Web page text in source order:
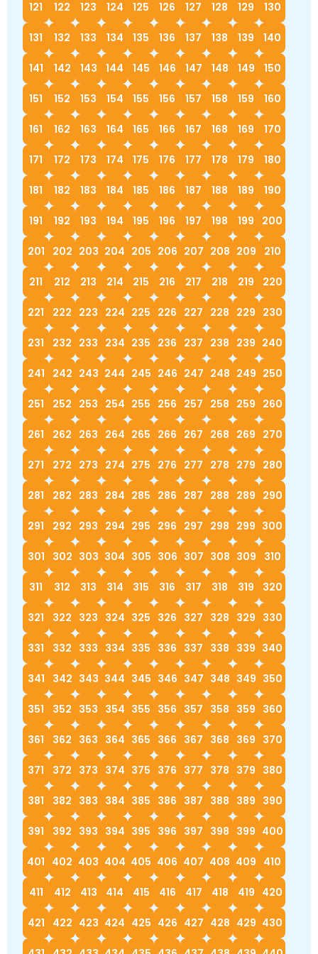
121 122 123 124 125 126 127 128 129 130
131 132 133 134 135 136 137 138 139 140
141 142 143 144 145 146 147 148 149 150
151 152 153 154 155 156 157 158 159 160
161 162 163 164 165 166 167 168 169 170
171 172 173 174 175 176 177 178 179 180
181 182 183 184 185 186 187 188 189 190
191 192 193 194 195 196 197 198 199 200
201 202 203 204 205 206 207 208 209 210
211 212 213 214 215 216 217 218 219 220
221 222 223 224 225 226 227 228 229 230
231 232 233 234 235 236 237 238 239 240
241 242 243 244 245 246 247 248 249 250
251 252 253 254 255 256 257 258 259 260
261 262 263 264 265 266 267 268 269 270
271 272 273 274 275 276 277 278 279 280
281 282 283 284 285 286 287 288 289 290
291 292 293 294 295 296 297 298 299 300
301 302 303 304 305 306 307 308 309 310
311 312 313 314 315 316 317 318 319 320
321 322 323 324 325 326 327 328 329 330
331 332 333 334 335 336 337 338 339 340
341 342 343 344 345 346 347 348 349 350
351 352 353 354 355 356 357 358 359 360
361 362 363 364 365 366 367 368 369 370
371 372 373 374 375 376 377 378 379 380
381 382 383 384 385 386 387 388 389 390
391 392 393 394 395 396 397 398 399 400
401 402 403 404 405 406 407 408 409 410
411 412 413 414 415 416 417 418 419 420
421 422 423 424 425 426 427 428 429 430